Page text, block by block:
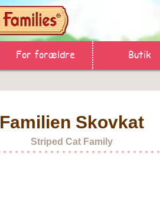
For forældre Butik
Familien Skovkat
Striped Cat Family